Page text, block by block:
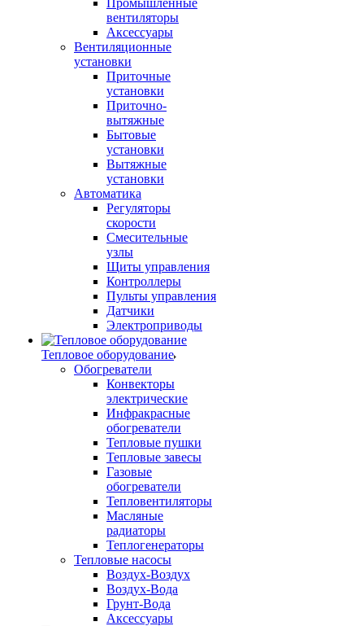
Промышленные
вентиляторы
Аксессуары
Вентиляционные
установки
Приточные
установки
Приточно-
вытяжные
Бытовые
установки
Вытяжные
установки
Автоматика
Регуляторы
скорости
Смесительные
узлы
Щиты управления
Контроллеры
Пульты управления
Датчики
Электроприводы
Тепловое оборудование
Обогреватели
Конвекторы
электрические
Инфракрасные
обогреватели
Тепловые пушки
Тепловые завесы
Газовые
обогреватели
Тепловентиляторы
Масляные
радиаторы
Теплогенераторы
Тепловые насосы
Воздух-Воздух
Воздух-Вода
Грунт-Вода
Аксессуары